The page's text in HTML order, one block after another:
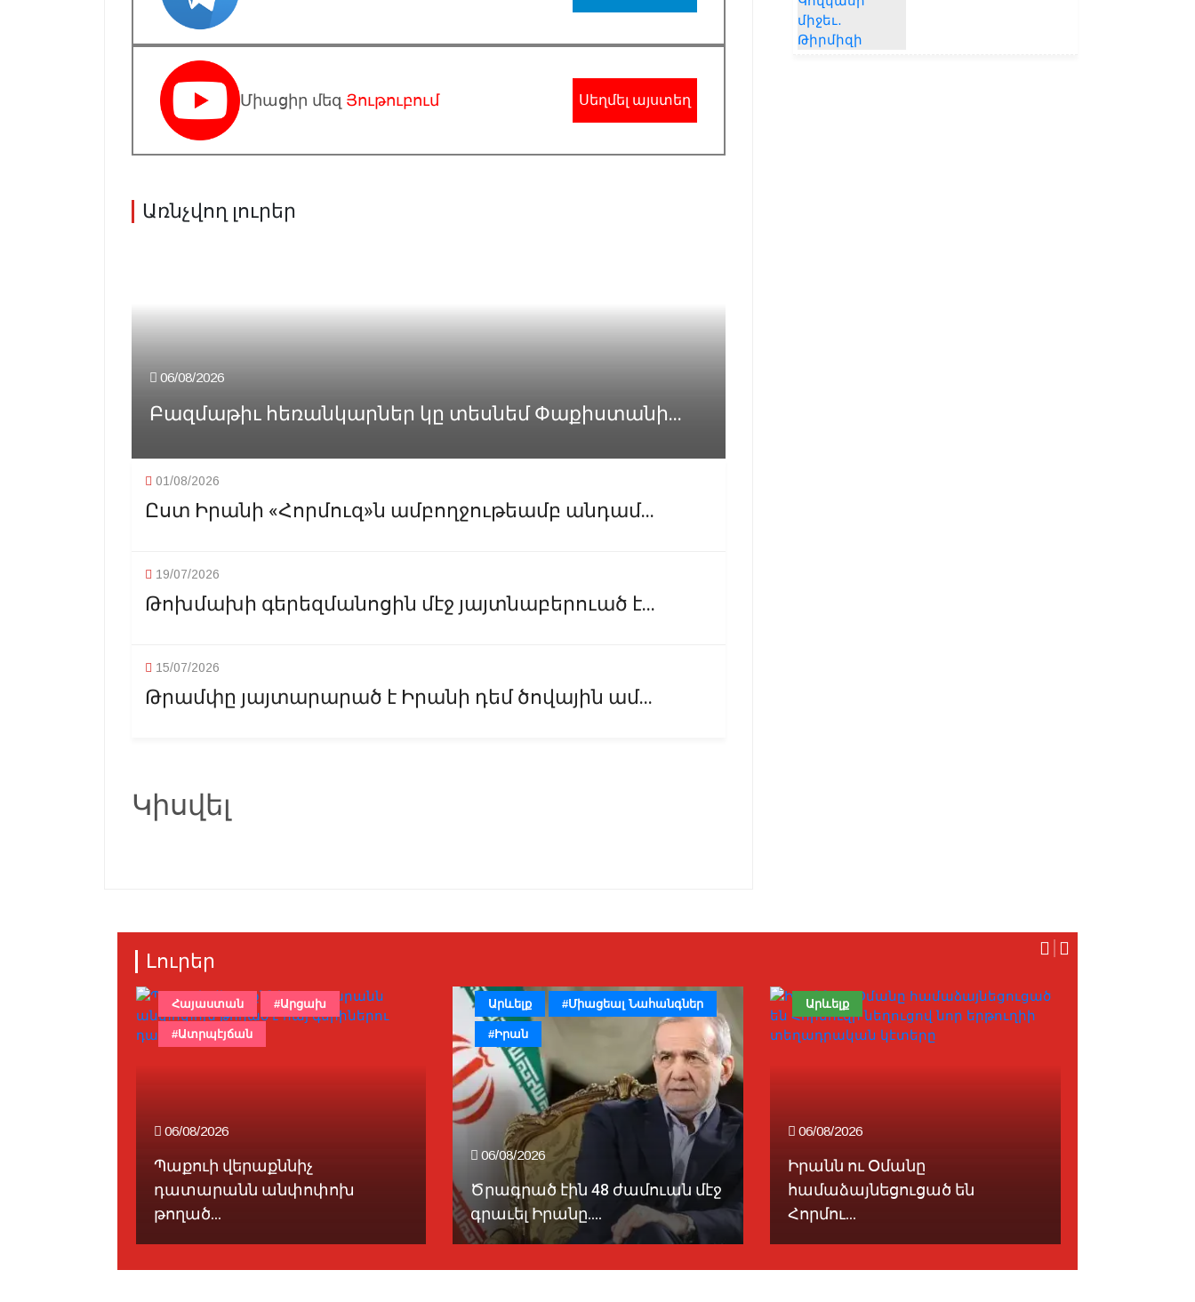
Միացիր մեզ Յութուբում Սեղմել այստեղ
Առնչվող լուրեր
06/08/2026
Բազմաթիւ հեռանկարներ կը տեսնեմ Փաքիստանի...
01/08/2026
Ըստ Իրանի «Հորմուզ»ն ամբողջութեամբ անդամ...
19/07/2026
Թոխմախի գերեզմանոցին մէջ յայտնաբերուած է...
15/07/2026
Թրամփը յայտարարած է Իրանի դեմ ծովային ամ...
Կիսվել
Լուրեր
06/08/2026
Պաքուի վերաքննիչ
դատարանն անփոփոխ
թողած...
Հայաստան #Արցախ
#Ատրպէյճան
06/08/2026
Ծրագրած էին 48 ժամուան մէջ
գրաւել Իրանը....
Արևելք #Միացեալ Նահանգներ
#Իրան
06/08/2026
Իրանն ու Օմանը
համաձայնեցուցած են
Հորմու...
Արևելք